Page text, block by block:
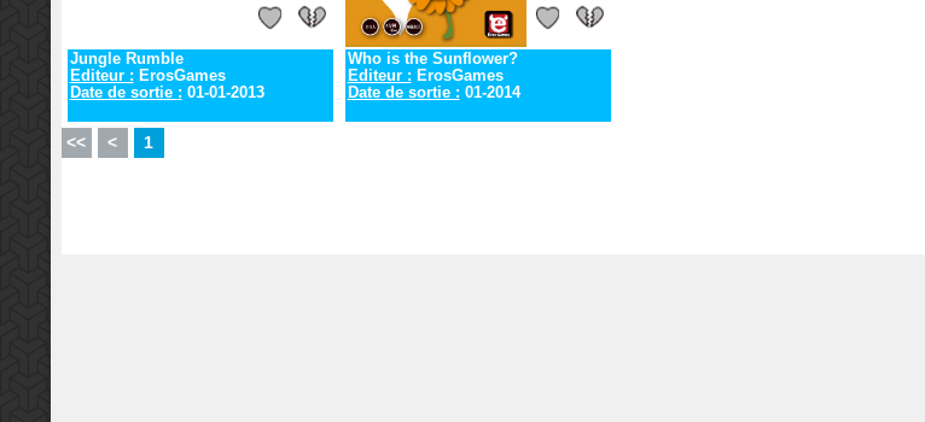
Jungle Rumble
Editeur : ErosGames
Date de sortie : 01-01-2013
Who is the Sunflower?
Editeur : ErosGames
Date de sortie : 01-2014
<< < 1